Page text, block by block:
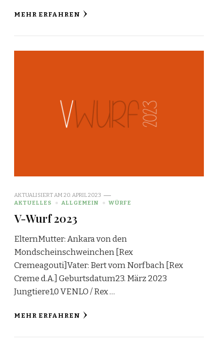
MEHR ERFAHREN
AKTUALISIERT AM 20. APRIL 2023
AKTUELLES
ALLGEMEIN WÜRFE
V-Wurf 2023
ElternMutter: Ankara von den
Mondscheinschweinchen [Rex
Cremeagouti]Vater: Bert vom Norfbach [Rex
Creme d.A.] Geburtsdatum23. März 2023
Jungtiere1,0 VENLO / Rex …
MEHR ERFAHREN